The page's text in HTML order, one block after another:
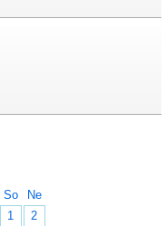
So
Ne
1
2